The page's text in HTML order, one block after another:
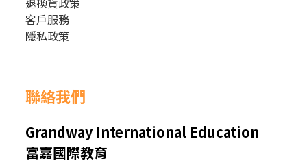
客戶服務
隱私政策
聯絡我們
Grandway International Education
富嘉國際教育